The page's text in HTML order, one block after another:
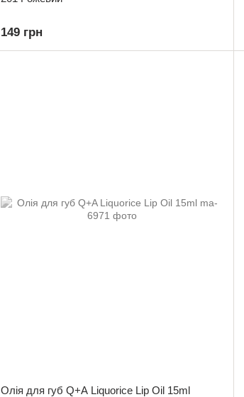
149 грн
Олія для губ Q+A Liquorice Lip Oil 15ml